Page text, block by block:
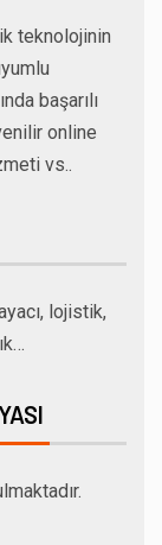
teknolojinin
başarılı
online
vs..
lojistik,